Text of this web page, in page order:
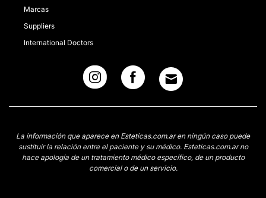
Marcas
Suppliers
International Doctors
La información que aparece en Esteticas.com.ar en ningún caso puede
sustituir la relación entre el paciente y su médico. Esteticas.com.ar no
hace apología de un tratamiento médico específico, de un producto
comercial o de un servicio.